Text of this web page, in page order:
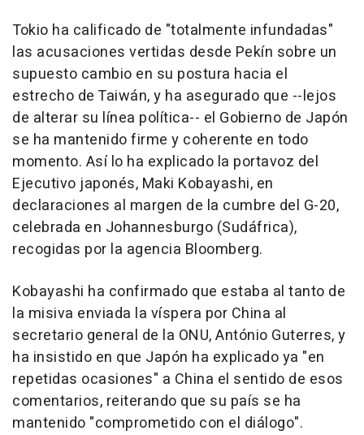
Tokio ha calificado de "totalmente infundadas"
las acusaciones vertidas desde Pekín sobre un
supuesto cambio en su postura hacia el
estrecho de Taiwán, y ha asegurado que --lejos
de alterar su línea política-- el Gobierno de Japón
se ha mantenido firme y coherente en todo
momento. Así lo ha explicado la portavoz del
Ejecutivo japonés, Maki Kobayashi, en
declaraciones al margen de la cumbre del G-20,
celebrada en Johannesburgo (Sudáfrica),
recogidas por la agencia Bloomberg.
Kobayashi ha confirmado que estaba al tanto de
la misiva enviada la víspera por China al
secretario general de la ONU, António Guterres, y
ha insistido en que Japón ha explicado ya "en
repetidas ocasiones" a China el sentido de esos
comentarios, reiterando que su país se ha
mantenido "comprometido con el diálogo".